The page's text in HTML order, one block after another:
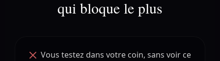
qui bloque le plus
Vous testez dans votre coin, sans voir ce